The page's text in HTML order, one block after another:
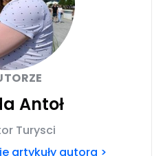
Antoł
Turysci
artykuły autora >